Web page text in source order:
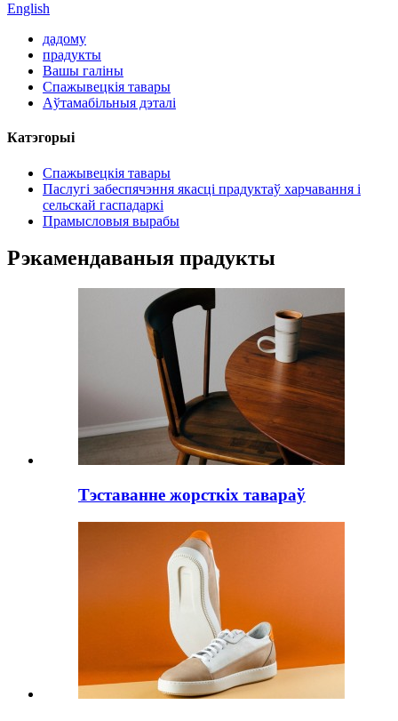
English
дадому
прадукты
Вашы галіны
Спажывецкія тавары
Аўтамабільныя дэталі
Катэгорыі
Спажывецкія тавары
Паслугі забеспячэння якасці прадуктаў харчавання і
сельскай гаспадаркі
Прамысловыя вырабы
Рэкамендаваныя прадукты
Тэставанне жорсткіх тавараў